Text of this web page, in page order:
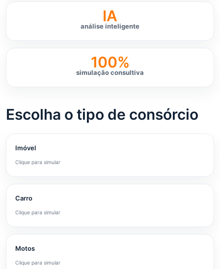
IA
análise inteligente
100%
simulação consultiva
Escolha o tipo de consórcio
Imóvel
Clique para simular
Carro
Clique para simular
Motos
Clique para simular